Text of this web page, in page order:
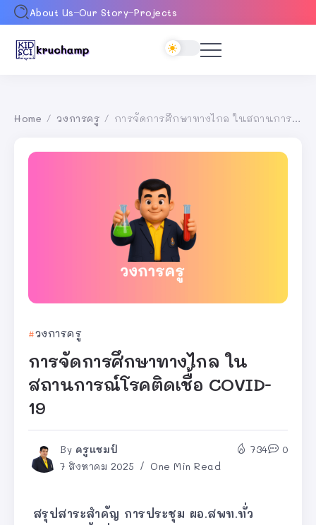
About Us Our Story Projects
Home / วงการครู / การจัดการศึกษาทางไกล ในสถานการณ์โรคติดเชื้อ COVID-19
วงการครู
การจัดการศึกษาทางไกล ใน
สถานการณ์โรคติดเชื้อ COVID-
19
By ครูแชมป์
7 สิงหาคม 2025
One Min Read
734 0
สรุปสาระสำคัญ การประชุม ผอ.สพท.ทั่ว